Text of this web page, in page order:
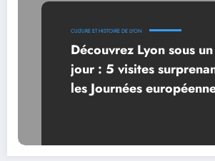
CULTURE ET HISTOIRE DE LYON
Découvrez Lyon sous
jour : 5 visites
les Journées